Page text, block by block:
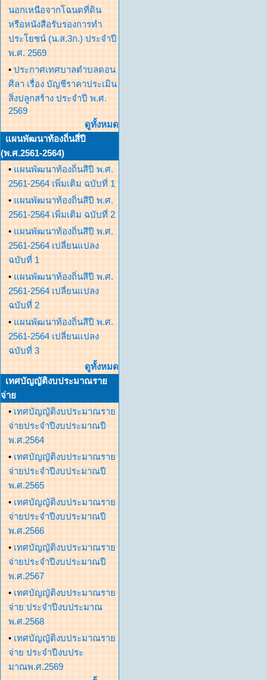
นอกเหนือจากโฉนดที่ดิน
หรือหนังสือรับรองการทำ
ประโยชน์ (น.ส.3ก.) ประจำปี
พ.ศ. 2569
• ประกาศเทศบาลตำบลดอน
ศิลา เรื่อง บัญชีราคาประเมิน
สิ่งปลูกสร้าง ประจำปี พ.ศ.
2569
ดูทั้งหมด
แผนพัฒนาท้องถิ่นสี่ปี
(พ.ศ.2561-2564)
• แผนพัฒนาท้องถิ่นสีปี พ.ศ.
2561-2564 เพิ่มเติม ฉบับที่ 1
• แผนพัฒนาท้องถิ่นสีปี พ.ศ.
2561-2564 เพิ่มเติม ฉบับที่ 2
• แผนพัฒนาท้องถิ่นสีปี พ.ศ.
2561-2564 เปลี่ยนแปลง
ฉบับที่ 1
• แผนพัฒนาท้องถิ่นสีปี พ.ศ.
2561-2564 เปลี่ยนแปลง
ฉบับที่ 2
• แผนพัฒนาท้องถิ่นสีปี พ.ศ.
2561-2564 เปลี่ยนแปลง
ฉบับที่ 3
ดูทั้งหมด
เทศบัญญัติงบประมาณราย
จ่าย
• เทศบัญญัติงบประมาณราย
จ่ายประจำปีงบประมาณปี
พ.ศ.2564
• เทศบัญญัติงบประมาณราย
จ่ายประจำปีงบประมาณปี
พ.ศ.2565
• เทศบัญญัติงบประมาณราย
จ่ายประจำปีงบประมาณปี
พ.ศ.2566
• เทศบัญญัติงบประมาณราย
จ่ายประจำปีงบประมาณปี
พ.ศ.2567
• เทศบัญญัติงบประมาณราย
จ่าย ประจำปีงบประมาณ
พ.ศ.2568
• เทศบัญญัติงบประมาณราย
จ่าย ประจำปีงบประ
มาณพ.ศ.2569